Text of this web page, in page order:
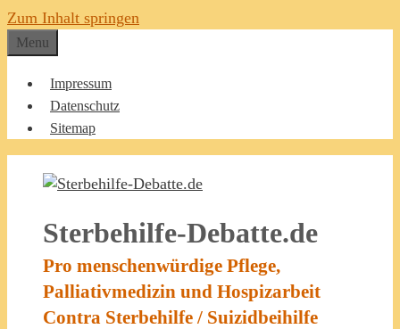
Zum Inhalt springen
Menu
Impressum
Datenschutz
Sitemap
Sterbehilfe-Debatte.de
Pro menschenwürdige Pflege,
Palliativmedizin und Hospizarbeit
Contra Sterbehilfe / Suizidbeihilfe